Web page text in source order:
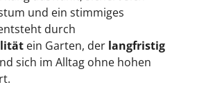
und ein stimmiges
durch
ein Garten, der langfristig
sich im Alltag ohne hohen